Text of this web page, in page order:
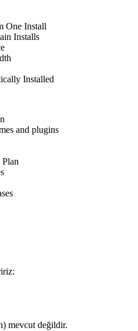
One Install
Installs
Installed
and plugins
mevcut değildir.